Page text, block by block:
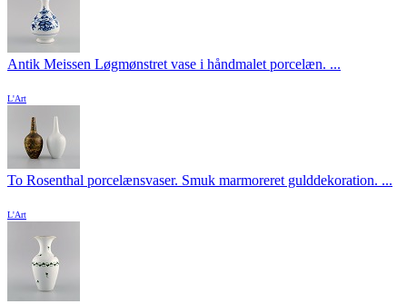
Antik Meissen Løgmønstret vase i håndmalet porcelæn. ...
L'Art
To Rosenthal porcelænsvaser. Smuk marmoreret gulddekoration. ...
L'Art